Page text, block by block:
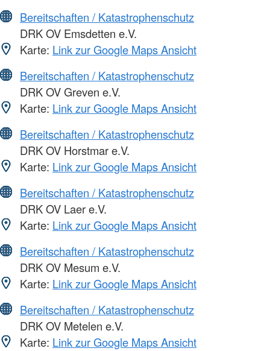
Bereitschaften / Katastrophenschutz
DRK OV Emsdetten e.V.
Karte: Link zur Google Maps Ansicht
Bereitschaften / Katastrophenschutz
DRK OV Greven e.V.
Karte: Link zur Google Maps Ansicht
Bereitschaften / Katastrophenschutz
DRK OV Horstmar e.V.
Karte: Link zur Google Maps Ansicht
Bereitschaften / Katastrophenschutz
DRK OV Laer e.V.
Karte: Link zur Google Maps Ansicht
Bereitschaften / Katastrophenschutz
DRK OV Mesum e.V.
Karte: Link zur Google Maps Ansicht
Bereitschaften / Katastrophenschutz
DRK OV Metelen e.V.
Karte: Link zur Google Maps Ansicht